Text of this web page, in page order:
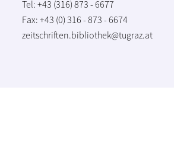
Tel: +43 (316) 873 - 6677
Fax: +43 (0) 316 - 873 - 6674
zeitschriften.bibliothek@tugraz.at